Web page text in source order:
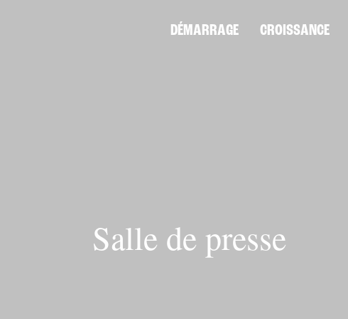
DÉMARRAGE CROISSANCE
Salle de presse